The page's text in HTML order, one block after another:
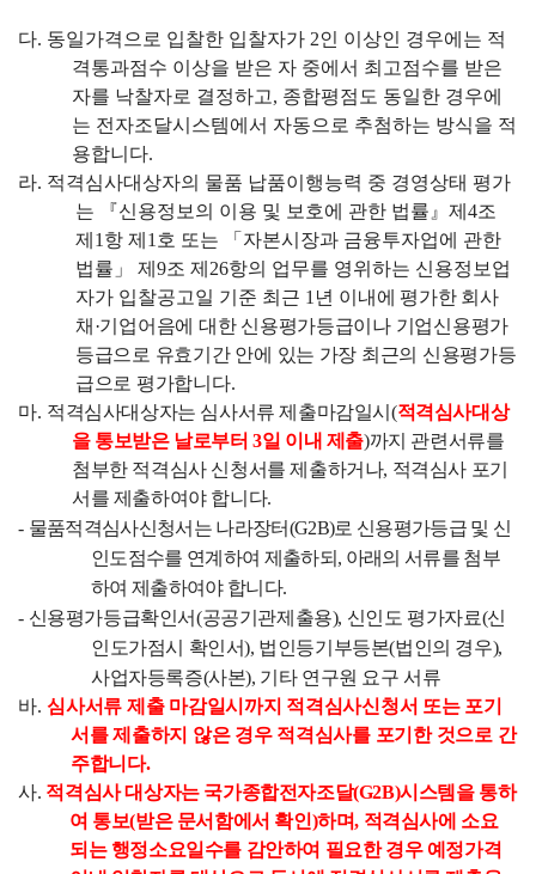
다. 동일가격으로 입찰한 입찰자가 2인 이상인 경우에는 적
격통과점수 이상을 받은 자 중에서 최고점수를 받은
자를 낙찰자로 결정하고, 종합평점도 동일한 경우에
는 전자조달시스템에서 자동으로 추첨하는 방식을 적
용합니다.
라. 적격심사대상자의 물품 납품이행능력 중 경영상태 평가
는
『신용정보의 이용 및 보호에 관한 법률 』 제 4조
제 1 항 제 1 호 또는 「 자본시장과 금융투자업에 관한
법률 」 제 9조 제 26항의 업무를 영위하는 신용정보업
자가 입찰공고일 기준 최근 1 년 이내 에 평가한 회사
채 ·기업어음에 대한 신용평가등급이나 기업신용평가
등급으로 유효기간 안에 있는 가장 최근의 신용평가등
급으로 평가합니다.
마. 적격심사대상자는 심사서류 제출마감일시(적격심사대상
을 통보받은 날로부터3일 이내 제출)까지 관련서류를
첨부한 적격심사 신청서를 제출하거나, 적격심사 포기
서를 제출하여야 합니다.
- 물품적격심사신청서는 나라장터(G2B)로 신용평가등급 및 신
인도점수를 연계하여 제출하되 , 아래의 서류를 첨부
하여 제출하여야 합니다.
- 신용평가등급확인서(공공기관제출용), 신인도 평가자료(신
인도가점시 확인서), 법인등기부등본(법인의 경우),
사업자등록증(사본), 기타 연구원 요구 서류
바.심사서류 제출 마감일시까지 적격심사신청서 또는 포기
서를 제출하지 않은 경우 적격심사를 포기한 것으로 간
주합니다.
사. 적격심사 대상자는 국가종합전자조달(G2B)시스템을 통하
여 통보(받은 문서함에서 확인)하며, 적격심사에 소요
되는 행정소요일수를 감안하여 필요한 경우 예정가격